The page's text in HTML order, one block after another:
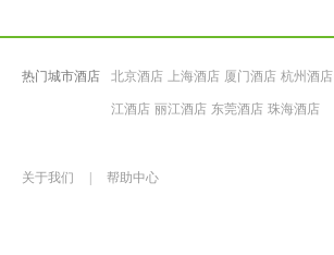
热门城市酒店 北京酒店 上海酒店 厦门酒店 杭州酒店
江酒店 丽江酒店 东莞酒店 珠海酒店
关于我们
帮助中心